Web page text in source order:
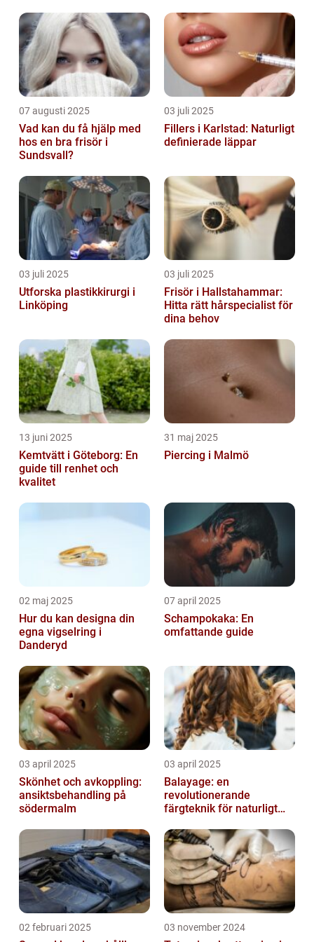
07 augusti 2025
Vad kan du få hjälp med
hos en bra frisör i
Sundsvall?
03 juli 2025
Fillers i Karlstad: Naturligt
definierade läppar
03 juli 2025
Utforska plastikkirurgi i
Linköping
03 juli 2025
Frisör i Hallstahammar:
Hitta rätt hårspecialist för
dina behov
13 juni 2025
Kemtvätt i Göteborg: En
guide till renhet och
kvalitet
31 maj 2025
Piercing i Malmö
02 maj 2025
Hur du kan designa din
egna vigselring i
Danderyd
07 april 2025
Schampokaka: En
omfattande guide
03 april 2025
Skönhet och avkoppling:
ansiktsbehandling på
södermalm
03 april 2025
Balayage: en
revolutionerande
färgteknik för naturligt
02 februari 2025 03 november 2024